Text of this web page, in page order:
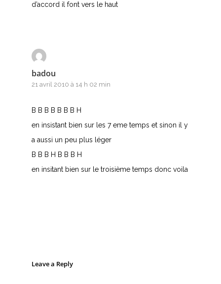
d’accord il font vers le haut
badou
21 avril 2010 à 14 h 02 min
B B B B B B B H
en insistant bien sur les 7 eme temps et sinon il y
a aussi un peu plus léger
B B B H B B B H
en insitant bien sur le troisième temps donc voila
Leave a Reply